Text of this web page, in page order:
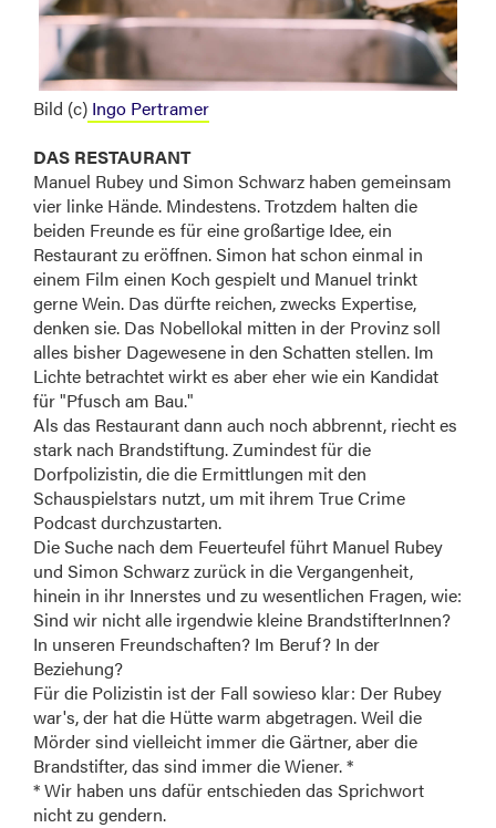
Bild (c) Ingo Pertramer
DAS RESTAURANT
Manuel Rubey und Simon Schwarz haben gemeinsam
vier linke Hände. Mindestens. Trotzdem halten die
beiden Freunde es für eine großartige Idee, ein
Restaurant zu eröffnen. Simon hat schon einmal in
einem Film einen Koch gespielt und Manuel trinkt
gerne Wein. Das dürfte reichen, zwecks Expertise,
denken sie. Das Nobellokal mitten in der Provinz soll
alles bisher Dagewesene in den Schatten stellen. Im
Lichte betrachtet wirkt es aber eher wie ein Kandidat
für "Pfusch am Bau."
Als das Restaurant dann auch noch abbrennt, riecht es
stark nach Brandstiftung. Zumindest für die
Dorfpolizistin, die die Ermittlungen mit den
Schauspielstars nutzt, um mit ihrem True Crime
Podcast durchzustarten.
Die Suche nach dem Feuerteufel führt Manuel Rubey
und Simon Schwarz zurück in die Vergangenheit,
hinein in ihr Innerstes und zu wesentlichen Fragen, wie:
Sind wir nicht alle irgendwie kleine BrandstifterInnen?
In unseren Freundschaften? Im Beruf? In der
Beziehung?
Für die Polizistin ist der Fall sowieso klar: Der Rubey
war's, der hat die Hütte warm abgetragen. Weil die
Mörder sind vielleicht immer die Gärtner, aber die
Brandstifter, das sind immer die Wiener. *
* Wir haben uns dafür entschieden das Sprichwort
nicht zu gendern.